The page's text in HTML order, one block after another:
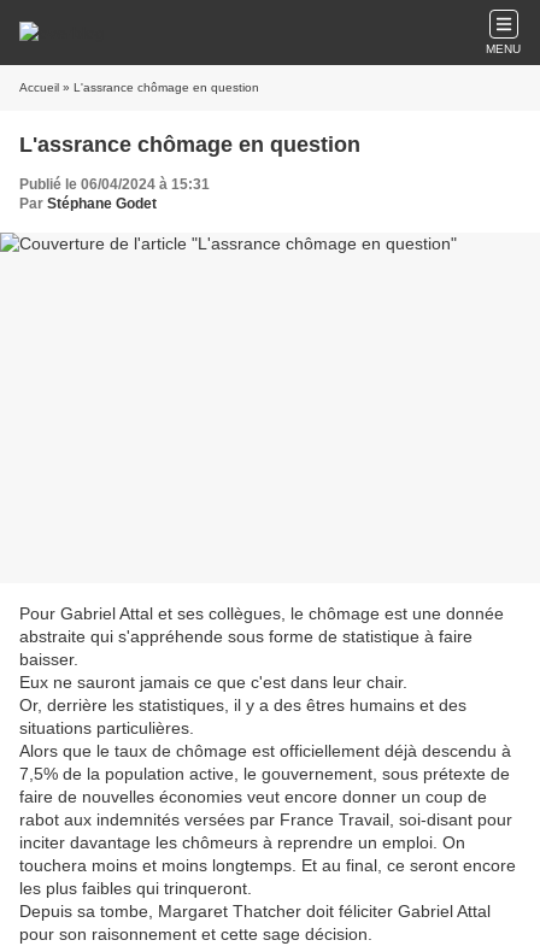
MENU
Accueil » L'assrance chômage en question
L'assrance chômage en question
Publié le 06/04/2024 à 15:31
Par Stéphane Godet
Pour Gabriel Attal et ses collègues, le chômage est une donnée
abstraite qui s'appréhende sous forme de statistique à faire
baisser.
Eux ne sauront jamais ce que c'est dans leur chair.
Or, derrière les statistiques, il y a des êtres humains et des
situations particulières.
Alors que le taux de chômage est officiellement déjà descendu à
7,5% de la population active, le gouvernement, sous prétexte de
faire de nouvelles économies veut encore donner un coup de
rabot aux indemnités versées par France Travail, soi-disant pour
inciter davantage les chômeurs à reprendre un emploi. On
touchera moins et moins longtemps. Et au final, ce seront encore
les plus faibles qui trinqueront.
Depuis sa tombe, Margaret Thatcher doit féliciter Gabriel Attal
pour son raisonnement et cette sage décision.